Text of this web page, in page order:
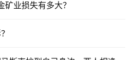
业损失有多大？